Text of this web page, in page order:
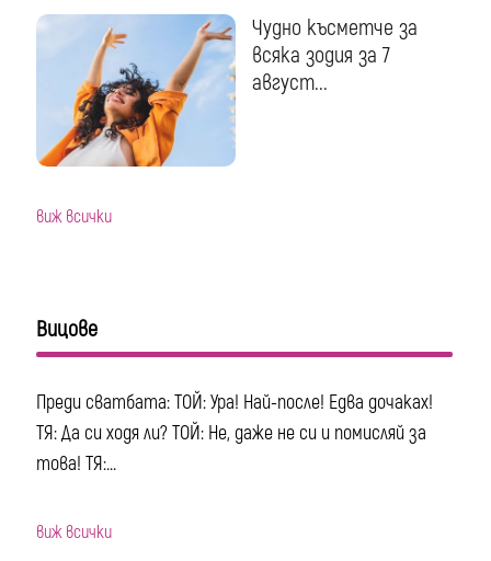
Чудно късметче за
всяка зодия за 7
август...
виж всички
Вицове
Преди сватбата: ТОЙ: Ура! Най-после! Едва дочаках!
ТЯ: Да си ходя ли? ТОЙ: Не, даже не си и помисляй за
това! ТЯ:...
виж всички